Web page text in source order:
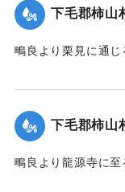
【出典：大分新聞
｜固有コード:
下毛郡柿山
鴫良より栗見に通じ
｜固有コード:
下毛郡柿山
鴫良より龍源寺に